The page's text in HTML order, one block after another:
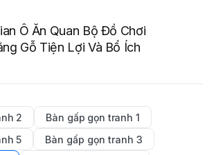
Ô Ăn Quan Bộ Đồ Chơi
Gỗ Tiện Lợi Và Bổ Ích
2
Bàn gấp gọn tranh 1
5
Bàn gấp gọn tranh 3